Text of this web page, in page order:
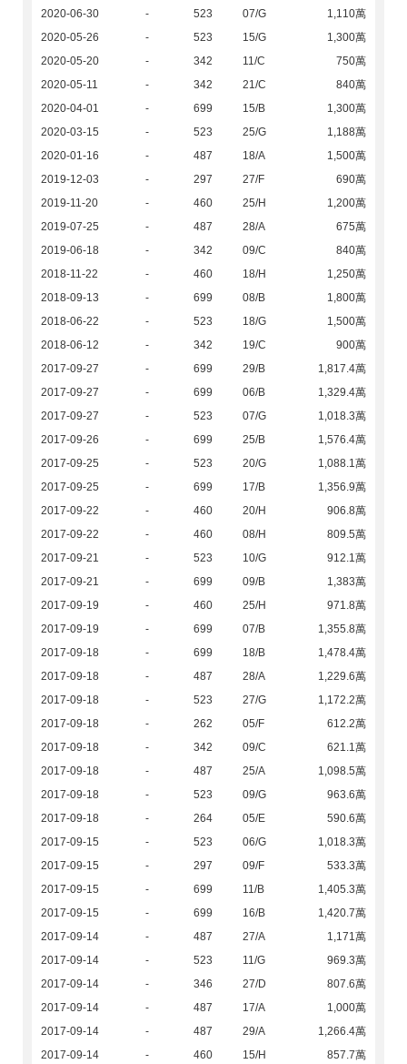
2020-06-30 - 523 07/G
1,110萬
2020-05-26
- 523 15/G
1,300萬
2020-05-20
- 342 11/C
750萬
2020-05-11
- 342 21/C
840萬
2020-04-01
- 699 15/B
1,300萬
2020-03-15
- 523 25/G
1,188萬
2020-01-16
- 487 18/A
1,500萬
2019-12-03
- 297 27/F
690萬
2019-11-20
- 460 25/H
1,200萬
2019-07-25
- 487 28/A
675萬
2019-06-18
- 342 09/C
840萬
2018-11-22
- 460 18/H
1,250萬
2018-09-13
- 699 08/B
1,800萬
2018-06-22
- 523 18/G
1,500萬
2018-06-12
- 342 19/C
900萬
2017-09-27
- 699 29/B
1,817.4萬
2017-09-27
- 699 06/B
1,329.4萬
2017-09-27
- 523 07/G
1,018.3萬
2017-09-26
- 699 25/B
1,576.4萬
2017-09-25
- 523 20/G
1,088.1萬
2017-09-25
- 699 17/B
1,356.9萬
2017-09-22
- 460 20/H
906.8萬
2017-09-22
- 460 08/H
809.5萬
2017-09-21
- 523 10/G
912.1萬
2017-09-21
- 699 09/B
1,383萬
2017-09-19
- 460 25/H
971.8萬
2017-09-19
- 699 07/B
1,355.8萬
2017-09-18
- 699 18/B
1,478.4萬
2017-09-18
- 487 28/A
1,229.6萬
2017-09-18
- 523 27/G
1,172.2萬
2017-09-18
- 262 05/F
612.2萬
2017-09-18
- 342 09/C
621.1萬
2017-09-18
- 487 25/A
1,098.5萬
2017-09-18
- 523 09/G
963.6萬
2017-09-18
- 264 05/E
590.6萬
2017-09-15
- 523 06/G
1,018.3萬
2017-09-15
- 297 09/F
533.3萬
2017-09-15
- 699 11/B
1,405.3萬
2017-09-15
- 699 16/B
1,420.7萬
2017-09-14
- 487 27/A
1,171萬
2017-09-14
- 523 11/G
969.3萬
2017-09-14
- 346 27/D
807.6萬
2017-09-14
- 487 17/A
1,000萬
2017-09-14
- 487 29/A
1,266.4萬
2017-09-14
- 460 15/H
857.7萬